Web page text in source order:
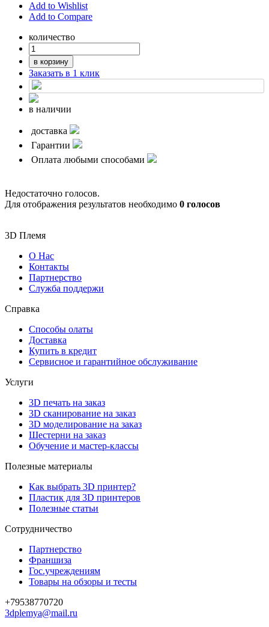
Add to Wishlist
Add to Compare
количество
в корзину
Заказать в 1 клик
в наличии
доставка
Гарантии
Оплата любыми способами
Недостаточно голосов.
Для отображения результатов необходимо 0 голосов
3D Племя
О Нас
Контакты
Партнерcтво
Служба поддержи
Справка
Способы олаты
Доставка
Купить в кредит
Сервисное и гарантийное обслуживание
Услуги
3D печать на заказ
3D сканирование на заказ
3D моделирование на заказ
Шестерни на заказ
Обучение и мастер-классы
Полезные материалы
Как выбрать 3D принтер?
Пластик для 3D принтеров
Полезные статьи
Сотрудничество
Партнерство
Франшиза
Гос.учреждениям
Товары на обзоры и тесты
+79538770720
3dplemya@mail.ru